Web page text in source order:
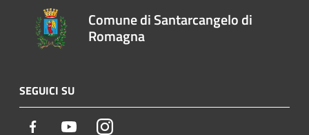
Comune di Santarcangelo di
Romagna
SEGUICI SU
Facebook YoutubeInstagram